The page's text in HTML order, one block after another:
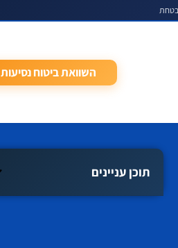
השוואת ביטוח נסיעות
תוכן עניינים